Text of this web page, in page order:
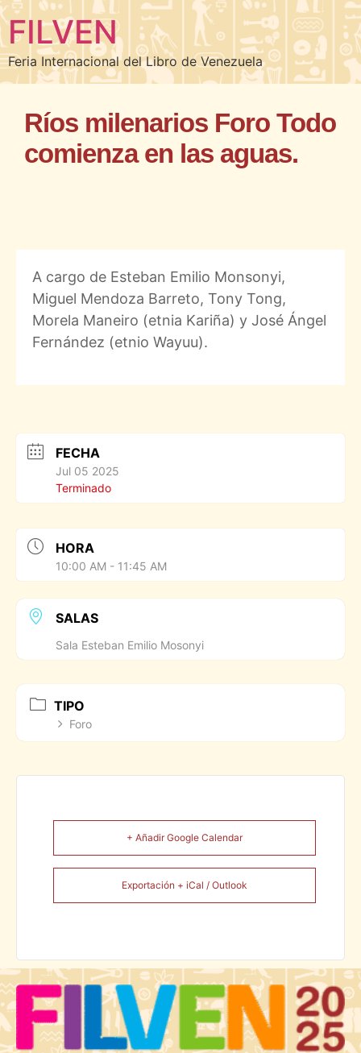
FILVEN
Feria Internacional del Libro de Venezuela
Ríos milenarios Foro Todo
comienza en las aguas.
A cargo de Esteban Emilio Monsonyi,
Miguel Mendoza Barreto, Tony Tong,
Morela Maneiro (etnia Kariña) y José Ángel
Fernández (etnio Wayuu).
FECHA
Jul 05 2025
Terminado
HORA
10:00 AM - 11:45 AM
SALAS
Sala Esteban Emilio Mosonyi
TIPO
Foro
+ Añadir Google Calendar
Exportación + iCal / Outlook